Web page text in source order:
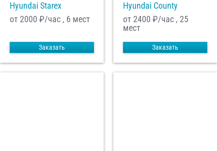
Hyundai Starex
от 2000 ₽/час , 6 мест
Заказать
Hyundai County
от 2400 ₽/час , 25
мест
Заказать